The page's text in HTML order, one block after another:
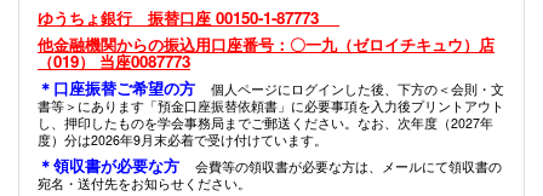
ゆうちょ銀行 振替口座 00150-1-87773
他金融機関からの振込用口座番号：〇一九（ゼロイチキュウ）店
（019） 当座0087773
＊口座振替ご希望の方
個人ページにログインした後、下方の＜会則・文
書等＞にあります「預金口座振替依頼書」に必要事項を入力後プリントアウト
し、押印したものを学会事務局までご郵送ください。なお、次年度（2027年
度）分は2026年9月末必着で受け付けています。
＊領収書が必要な方
会費等の領収書が必要な方は、メールにて領収書の
宛名・送付先をお知らせください。